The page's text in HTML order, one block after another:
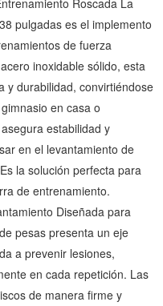
Roscada La
pulgadas es el implemento
de fuerza
inoxidable sólido, esta
y durabilidad, convirtiéndose
en casa o
estabilidad y
en el levantamiento de
la solución perfecta para
de entrenamiento.
Diseñada para
pesas presenta un eje
a prevenir lesiones,
en cada repetición. Las
de manera firme y